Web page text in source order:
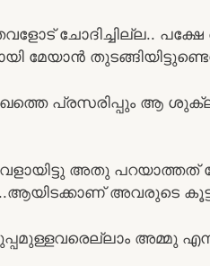
ചോദിച്ചില്ല..
മേയാൻ
പ്രസരിപ്പും ആ
അതു പറയാത്തത്
അവരുടെ
അമ്മു എന്നു